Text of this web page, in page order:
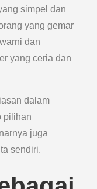
simpel dan
yang gemar
dan
yang ceria dan
dalam
pilihan
juga
sendiri.